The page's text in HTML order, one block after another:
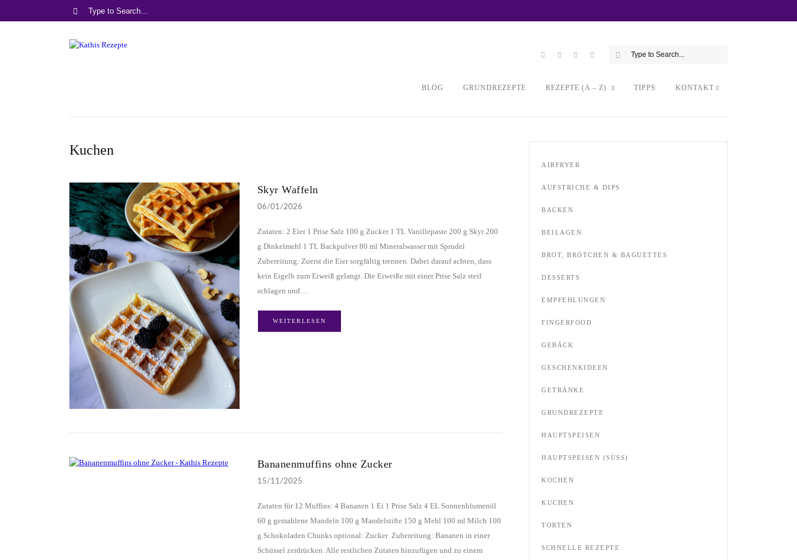
BLOG GRUNDREZEPTE REZEPTE (A – Z) TIPPS KONTAKT
Kuchen
Skyr Waffeln
06/01/2026
Zutaten: 2 Eier 1 Prise Salz 100 g Zucker 1 TL Vanillepaste 200 g Skyr 200
g Dinkelmehl 1 TL Backpulver 80 ml Mineralwasser mit Sprudel
Zubereitung: Zuerst die Eier sorgfältig trennen. Dabei darauf achten, dass
kein Eigelb zum Eiweiß gelangt. Die Eiweiße mit einer Prise Salz steif
schlagen und…
WEITERLESEN
Bananenmuffins ohne Zucker
15/11/2025
Zutaten für 12 Muffins: 4 Bananen 1 Ei 1 Prise Salz 4 EL Sonnenblumenöl
60 g gemahlene Mandeln 100 g Mandelstifte 150 g Mehl 100 ml Milch 100
g Schokoladen Chunks optional: Zucker Zubereitung: Bananen in einer
Schüssel zerdrücken. Alle restlichen Zutaten hinzufügen und zu einem
AIRFRYER
AUFSTRICHE & DIPS
BACKEN
BEILAGEN
BROT, BRÖTCHEN & BAGUETTES
DESSERTS
EMPFEHLUNGEN
FINGERFOOD
GEBÄCK
GESCHENKIDEEN
GETRÄNKE
GRUNDREZEPTE
HAUPTSPEISEN
HAUPTSPEISEN (SÜSS)
KOCHEN
KUCHEN
TORTEN
SCHNELLE REZEPTE